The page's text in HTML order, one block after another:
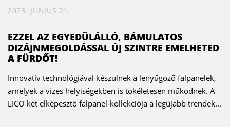
2023. JÚNIUS 21.
EZZEL AZ EGYEDÜLÁLLÓ, BÁMULATOS
DIZÁJNMEGOLDÁSSAL ÚJ SZINTRE EMELHETED
A FÜRDŐT!
Innovatív technológiával készülnek a lenyűgöző falpanelek,
amelyek a vizes helyiségekben is tökéletesen működnek. A
LICO két elképesztő falpanel-kollekciója a legújabb trendek...